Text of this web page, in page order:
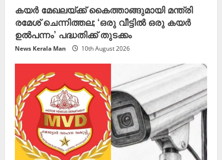
കയർ മേഖലയ്ക്ക് കൈത്താങ്ങുമായി മന്ത്രി
രമേശ് ചെന്നിത്തല; ‘ഒരു വീട്ടിൽ ഒരു കയർ
ഉൽപന്നം’ പദ്ധതിക്ക് തുടക്കം
News Kerala Man 10th August 2026